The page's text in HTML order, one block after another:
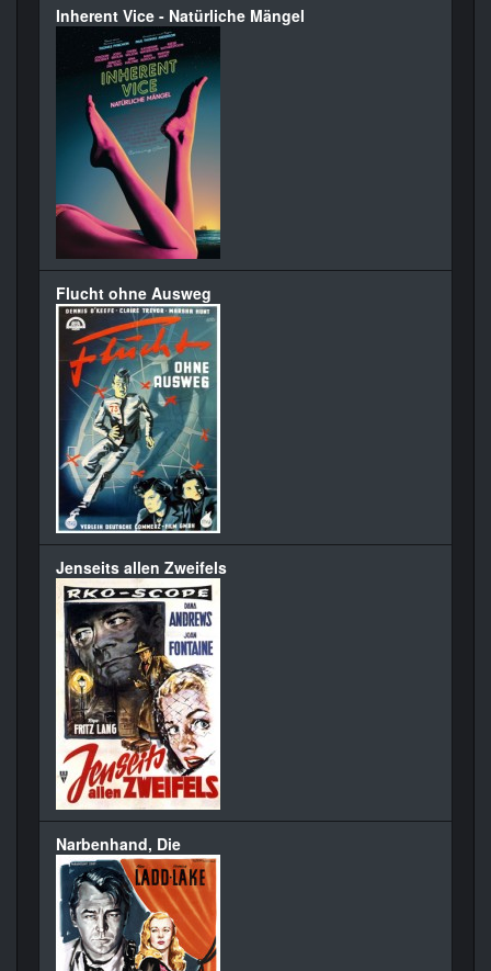
Inherent Vice - Natürliche Mängel
Flucht ohne Ausweg
Jenseits allen Zweifels
Narbenhand, Die